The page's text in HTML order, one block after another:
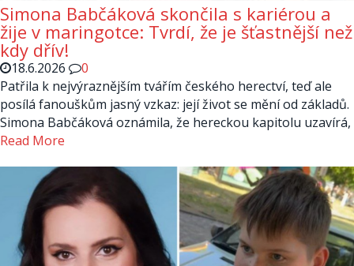
Simona Babčáková skončila s kariérou a
žije v maringotce: Tvrdí, že je šťastnější než
kdy dřív!
18.6.2026
0
Patřila k nejvýraznějším tvářím českého herectví, teď ale
posílá fanouškům jasný vzkaz: její život se mění od základů.
Simona Babčáková oznámila, že hereckou kapitolu uzavírá,
Read More